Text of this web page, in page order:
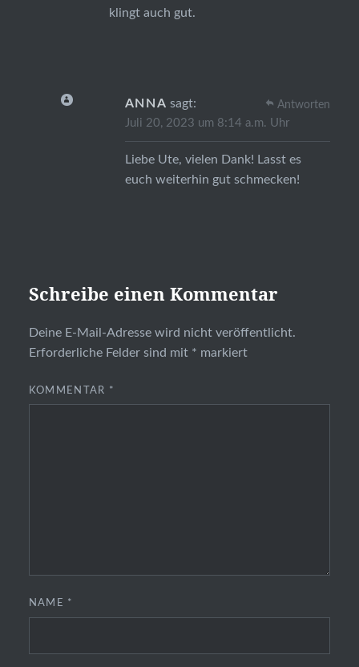
klingt auch gut.
ANNA sagt:
Juli 20, 2023 um 8:14 a.m. Uhr
Liebe Ute, vielen Dank! Lasst es
euch weiterhin gut schmecken!
Antworten
Schreibe einen Kommentar
Deine E-Mail-Adresse wird nicht veröffentlicht.
Erforderliche Felder sind mit * markiert
KOMMENTAR *
NAME *